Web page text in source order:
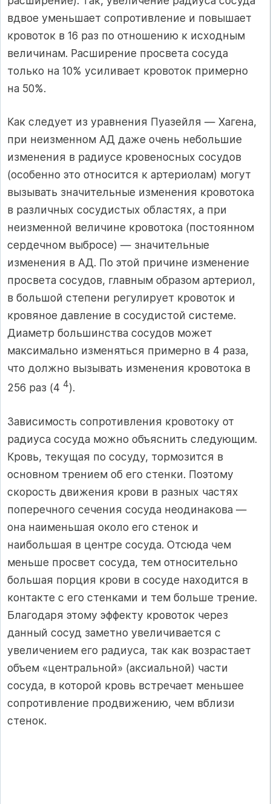
вдвое уменьшает сопротивление и повышает
кровоток в 16 раз по отношению к исходным
величинам. Расширение просвета сосуда
только на 10% усиливает кровоток примерно
на 50%.
Как следует из уравнения Пуазейля — Хагена,
при неизменном АД даже очень небольшие
изменения в радиусе кровеносных сосудов
(особенно это относится к артериолам) могут
вызывать значительные изменения кровотока
в различных сосудистых областях, а при
неизменной величине кровотока (постоянном
сердечном выбросе) — значительные
изменения в АД. По этой причине изменение
просвета сосудов, главным образом артериол,
в большой степени регулирует кровоток и
кровяное давление в сосудистой системе.
Диаметр большинства сосудов может
максимально изменяться примерно в 4 раза,
что должно вызывать изменения кровотока в
256 раз (4 4).
Зависимость сопротивления кровотоку от
радиуса сосуда можно объяснить следующим.
Кровь, текущая по сосуду, тормозится в
основном трением об его стенки. Поэтому
скорость движения крови в разных частях
поперечного сечения сосуда неодинакова —
она наименьшая около его стенок и
наибольшая в центре сосуда. Отсюда чем
меньше просвет сосуда, тем относительно
большая порция крови в сосуде находится в
контакте с его стенками и тем больше трение.
Благодаря этому эффекту кровоток через
данный сосуд заметно увеличивается с
увеличением его радиуса, так как возрастает
объем «центральной» (аксиальной) части
сосуда, в которой кровь встречает меньшее
сопротивление продвижению, чем вблизи
стенок.